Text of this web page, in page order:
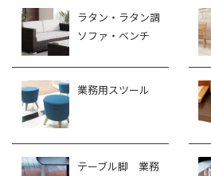
ラタン・ラタン調
ソファ・ベンチ
業務用スツール
テーブル脚 業務